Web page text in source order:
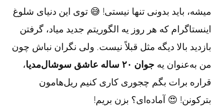
میشه، باید بدونی تنها نیستی! 😅 توی این دنیای شلوغ
اینستاگرام که هر روز یه الگوریتم جدید میاد، گرفتن
بازدید بالا دیگه مثل قبلاً نیست. ولی نگران نباش چون
من به‌عنوان یه جوان ۲۰ ساله عاشق سوشال‌مدیا
،
قراره برات بگم چجوری کاری کنیم ریل‌هامون
بترکونن! 😍 آماده‌ای؟ بزن بریم!